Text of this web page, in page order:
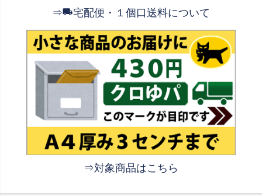
⇒ 宅配便・１個口送料について
⇒対象商品はこちら